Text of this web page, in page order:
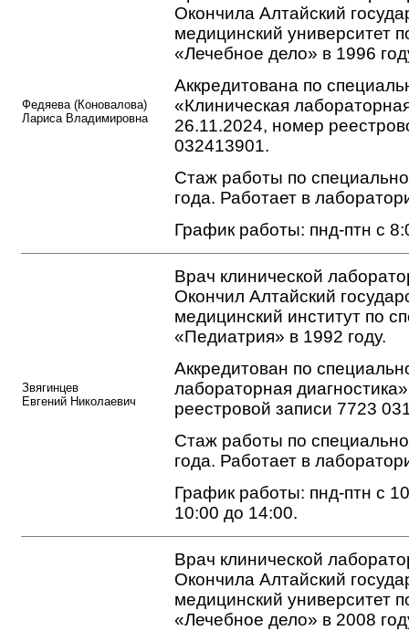
Федяева (Коновалова)
Лариса Владимировна
Окончила Алтайский
медицинский университет
«Лечебное дело» в 1996
Аккредитована по
«Клиническая
26.11.2024, номер
032413901.
Стаж работы по
года. Работает в
График работы: пнд-птн с
Звягинцев
Евгений Николаевич
Врач клинической
Окончил Алтайский
медицинский институт по
«Педиатрия» в 1992 году.
Аккредитован по
лабораторная
реестровой записи 7723
Стаж работы по
года. Работает в
График работы: пнд-птн с
10:00 до 14:00.
Врач клинической
Окончила Алтайский
медицинский университет
«Лечебное дело» в 2008